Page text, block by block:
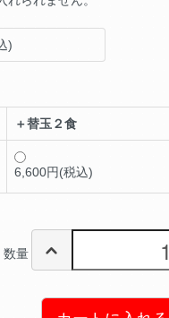
)
＋替玉２食
6,600円(税込)
数量